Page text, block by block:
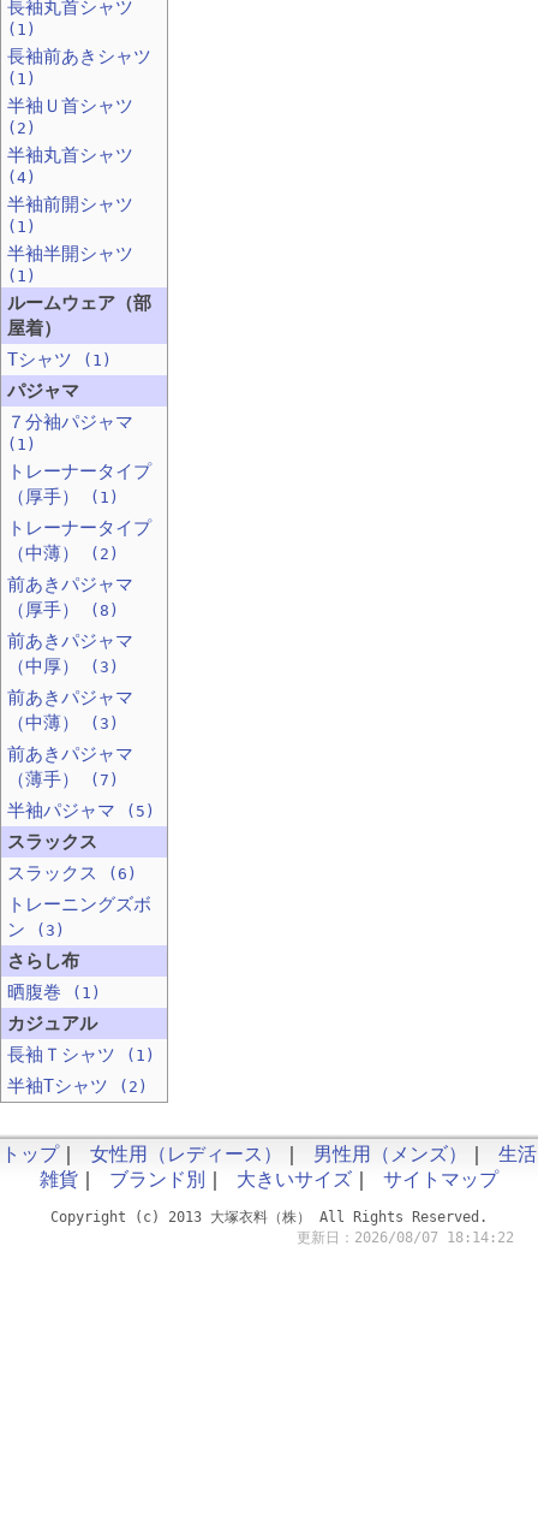
長袖丸首シャツ
(1)
長袖前あきシャツ
(1)
半袖Ｕ首シャツ
(2)
半袖丸首シャツ
(4)
半袖前開シャツ
(1)
半袖半開シャツ
(1)
ルームウェア（部
屋着）
Tシャツ
(1)
パジャマ
７分袖パジャマ
(1)
トレーナータイプ
（厚手）
(1)
トレーナータイプ
（中薄）
(2)
前あきパジャマ
（厚手）
(8)
前あきパジャマ
（中厚）
(3)
前あきパジャマ
（中薄）
(3)
前あきパジャマ
（薄手）
(7)
半袖パジャマ (5)
スラックス
スラックス
(6)
トレーニングズボ
ン
(3)
さらし布
晒腹巻
(1)
カジュアル
長袖Ｔシャツ
(1)
半袖Tシャツ (2)
トップ｜ 女性用（レディース） ｜ 男性用（メンズ） ｜ 生活
雑貨 ｜ ブランド別 ｜ 大きいサイズ ｜ サイトマップ
Copyright (c) 2013 大塚衣料（株） All Rights Reserved.
更新日：2026/08/07 18:14:22